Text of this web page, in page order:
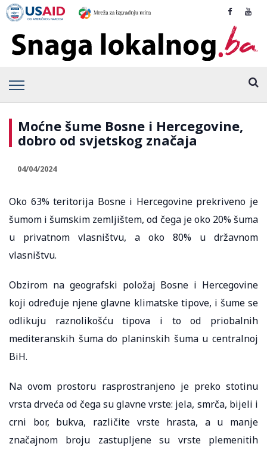
Moćne šume Bosne i Hercegovine,
dobro od svjetskog značaja
04/04/2024
Oko 63% teritorija Bosne i Hercegovine prekriveno je
šumom i šumskim zemljištem, od čega je oko 20% šuma
u privatnom vlasništvu, a oko 80% u državnom
vlasništvu.
Obzirom na geografski položaj Bosne i Hercegovine
koji određuje njene glavne klimatske tipove, i šume se
odlikuju raznolikošću tipova i to od priobalnih
mediteranskih šuma do planinskih šuma u centralnoj
BiH.
Na ovom prostoru rasprostranjeno je preko stotinu
vrsta drveća od čega su glavne vrste: jela, smrča, bijeli i
crni bor, bukva, različite vrste hrasta, a u manje
značajnom broju zastupljene su vrste plemenitih